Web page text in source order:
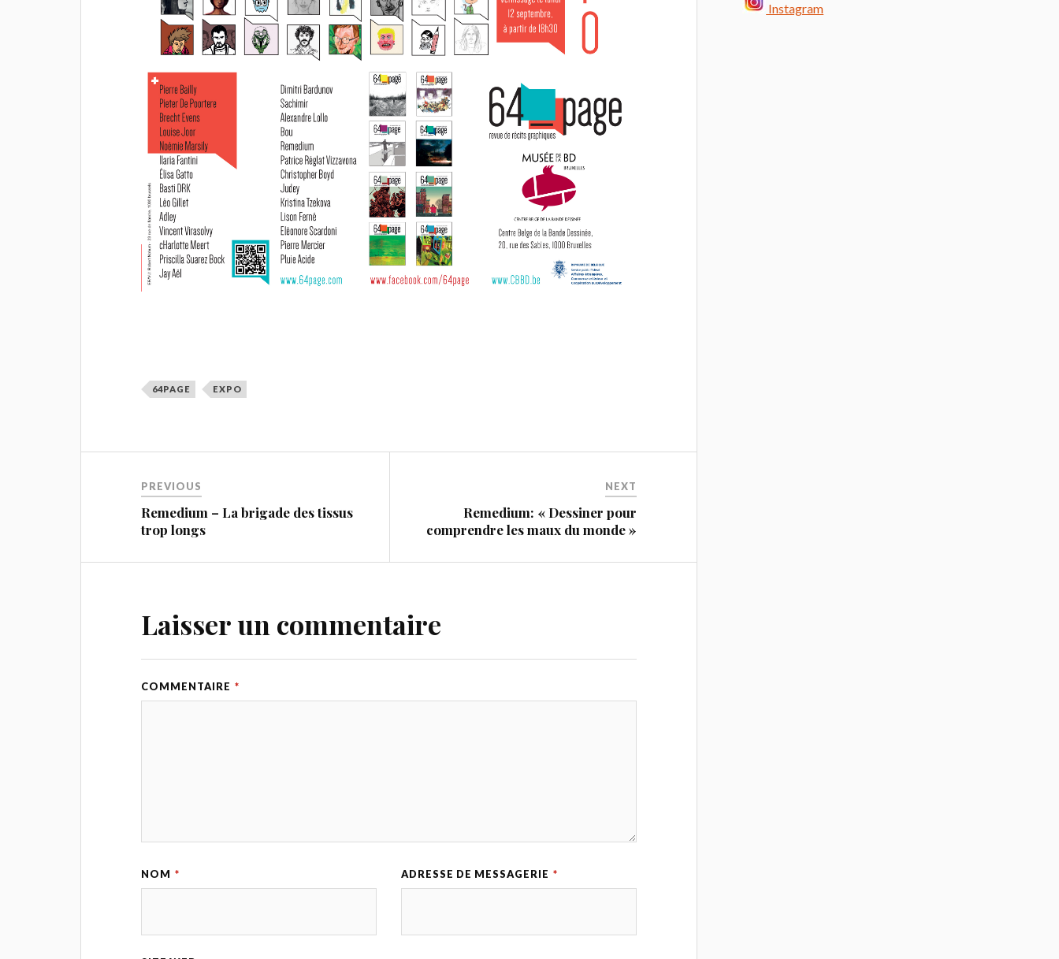
64PAGE EXPO
PREVIOUS
Remedium – La brigade des tissus
trop longs
NEXT
Remedium: « Dessiner pour
comprendre les maux du monde »
Laisser un commentaire
COMMENTAIRE *
NOM * ADRESSE DE MESSAGERIE *
Instagram